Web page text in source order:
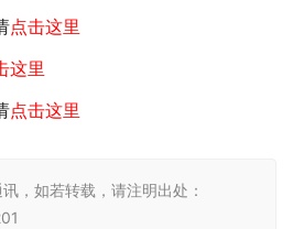
点击这里
这里
点击这里
，如若转载，请注明出处：